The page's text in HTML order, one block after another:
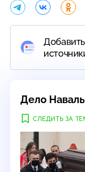
Дело
СЛЕДИТЬ ЗА